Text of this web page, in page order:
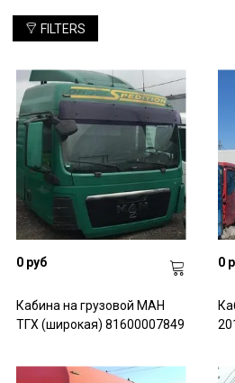
обязательную проверку на
характеристикам. Мы предлагаем
комплектующие, которые на 100 %
профессиональная консультация,
придут на помощь и ответят на ваши
FILTERS
0 руб
Кабина на грузовой МАН
ТГХ (широкая) 81600007849
0